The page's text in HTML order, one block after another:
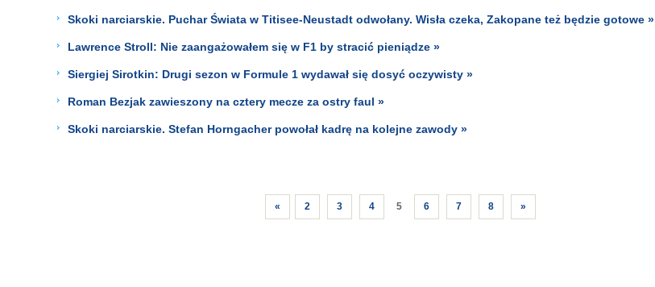
Skoki narciarskie. Puchar Świata w Titisee-Neustadt odwołany. Wisła czeka, Zakopane też będzie gotowe »
Lawrence Stroll: Nie zaangażowałem się w F1 by stracić pieniądze »
Siergiej Sirotkin: Drugi sezon w Formule 1 wydawał się dosyć oczywisty »
Roman Bezjak zawieszony na cztery mecze za ostry faul »
Skoki narciarskie. Stefan Horngacher powołał kadrę na kolejne zawody »
« 2 3 4 5 6 7 8 »